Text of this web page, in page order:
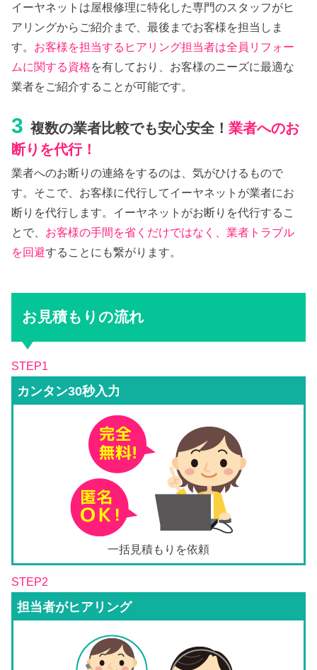
イーヤネットは屋根修理に特化した専門のスタッフがヒ
アリングからご紹介まで、最後までお客様を担当しま
す。 お客様を担当するヒアリング担当者は全員リフォー
ムに関する資格を有しており、お客様のニーズに最適な
業者をご紹介することが可能です。
3 複数の業者比較でも安心安全！業者へのお
断りを代行！
業者へのお断りの連絡をするのは、気がひけるもので
す。そこで、お客様に代行してイーヤネットが業者にお
断りを代行します。イーヤネットがお断りを代行するこ
とで、 お客様の手間を省くだけではなく、業者トラブル
を回避することにも繋がります。
お見積もりの流れ
STEP1
カンタン30秒入力
一括見積もりを依頼
STEP2
担当者がヒアリング